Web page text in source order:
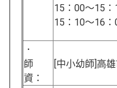
15：00～15
15：10～16
．
師
資：
[中小幼師]高